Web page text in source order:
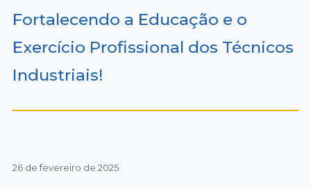
Fortalecendo a Educação e o
Exercício Profissional dos Técnicos
Industriais!
26 de fevereiro de 2025